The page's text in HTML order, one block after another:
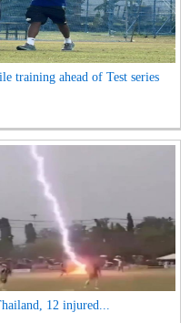
training ahead of Test series
12 injured...